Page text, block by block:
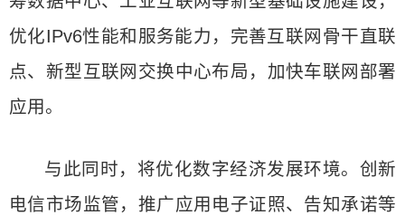
优化IPv6性能和服务能力，完善互联网骨干直联
点、新型互联网交换中心布局，加快车联网部署
应用。
与此同时，将优化数字经济发展环境。创新
电信市场监管，推广应用电子证照、告知承诺等